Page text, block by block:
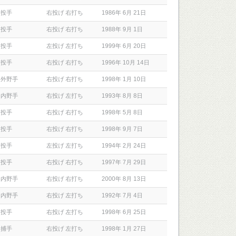
投手 右投げ 右打ち 1986年 6月 21日
投手 右投げ 右打ち 1988年 9月 1日
投手 左投げ 左打ち 1999年 6月 20日
投手 右投げ 右打ち 1996年 10月 14日
外野手 右投げ 右打ち 1998年 1月 10日
内野手 右投げ 左打ち 1993年 8月 8日
投手 右投げ 右打ち 1998年 5月 8日
投手 右投げ 右打ち 1998年 9月 7日
投手 左投げ 左打ち 1994年 2月 24日
投手 右投げ 右打ち 1997年 7月 29日
内野手 右投げ 右打ち 2000年 8月 13日
内野手 右投げ 左打ち 1992年 7月 4日
投手 右投げ 左打ち 1998年 6月 25日
捕手 右投げ 左打ち 1998年 1月 27日